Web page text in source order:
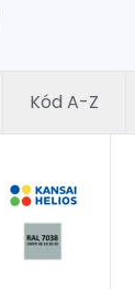
Kód A-Z